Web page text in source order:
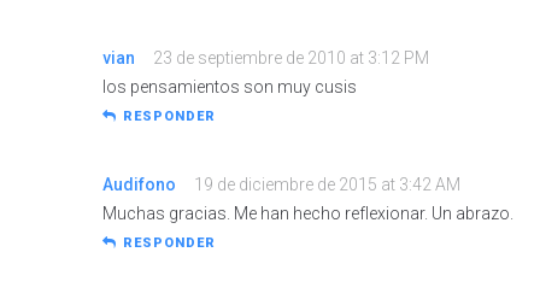
vian
23 de septiembre de 2010 at 3:12 PM
los pensamientos son muy cusis
RESPONDER
Audifono
19 de diciembre de 2015 at 3:42 AM
Muchas gracias. Me han hecho reflexionar. Un abrazo.
RESPONDER